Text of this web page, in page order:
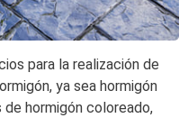
para la realización de
ya sea hormigón
de hormigón coloreado,